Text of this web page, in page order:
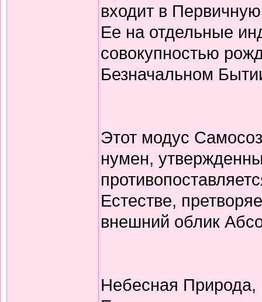
входит в
Ее на отдельные
совокупностью
Безначальном
Этот модус
нумен,
Естестве,
внешний облик
Небесная Природа,